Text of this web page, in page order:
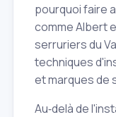
pourquoi faire
comme Albert
serruriers du
techniques
et marques de
Au‑delà de